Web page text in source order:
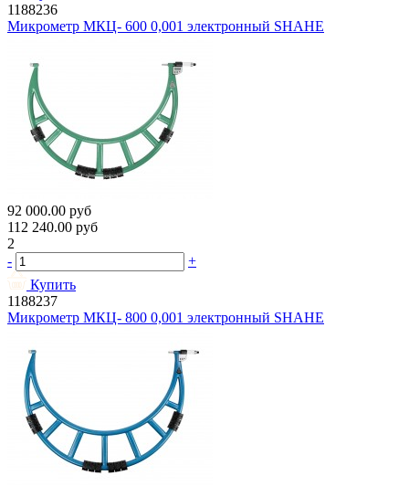
1188236
Микрометр МКЦ- 600 0,001 электронный SHAHE
92 000.00 руб
112 240.00 руб
2
-
+
Купить
1188237
Микрометр МКЦ- 800 0,001 электронный SHAHE